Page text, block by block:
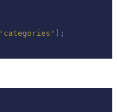
'categories' );